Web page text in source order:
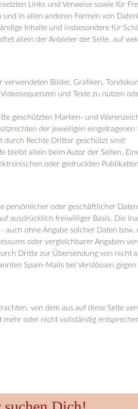
Links und Verweise sowie für
in allen anderen Formen von
Inhalte und insbesondere für
allein der Anbieter der Seite, auf
Bilder, Grafiken,
und Texte zu nutzen
geschützten Marken- und
der jeweiligen
durch Rechte Dritter geschützt sind!
allein beim Autor der Seiten.
oder gedruckten
oder geschäftlicher
ausdrücklich freiwilliger Basis. Die
ohne Angabe solcher Daten
oder vergleichbarer Angaben
Dritte zur Übersendung von
Spam-Mails bei Verstössen
von dem aus auf diese Seite
oder nicht vollständig